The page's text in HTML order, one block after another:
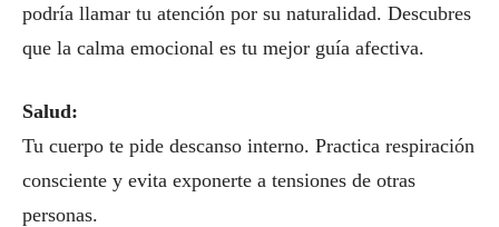
podría llamar tu atención por su naturalidad. Descubres
que la calma emocional es tu mejor guía afectiva.
Salud:
Tu cuerpo te pide descanso interno. Practica respiración
consciente y evita exponerte a tensiones de otras
personas.